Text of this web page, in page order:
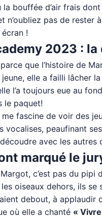
la bouffée d’air frais
n’oubliez pas de
!
2023 :
que l’histoire de
elle a failli lâcher
l’a toujours eue au
le paquet!
fascine de voir des
vocalises, peaufinant
avec les autres
marqué le
c’est pas du
les oiseaux dehors, ils
debout, à applaudir
où elle a chanté «